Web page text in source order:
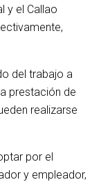
y el Callao
del trabajo a
prestación de
realizarse
por el
y empleador,